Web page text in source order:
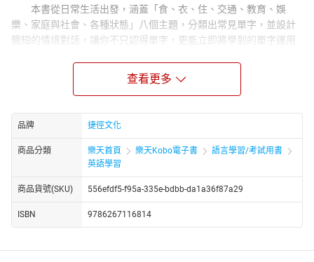
本書從日常生活出發，涵蓋「食、衣、住、交通、教育、娛
樂、家庭與社會、各種狀態」八個主題，分類出常見單字，並設計
簡短的情境對話，讓你不只認得單字，更能立即將學到的單字運用
八個主題生活場景，食衣住行全都包
依據日常生活場景，精選八個類別的實用主題單字，無論是外
話中會出現的詞彙，你都能一次學好、靈活運用。
本書的每一個例句對話，都是從生活中最常見、最實用的情境
出發，幫助你學會真正「用得上的英文」。書中近1800則對話，都
以簡單又輕鬆的語調，呈現日常聊天氛圍，讓你學完就能直接應
搭配情境對話MP3，邊聽邊說學更快
查看更多
品牌 捷徑文化
商品分類 樂天首頁 樂天Kobo電子書
語言學習/考試用書
英語學習
商品貨號(SKU) 556efdf5-f95a-335e-bdbb-da1a36f87a29
ISBN 9786267116814